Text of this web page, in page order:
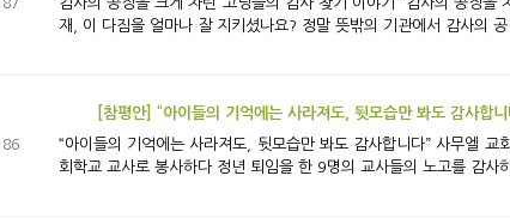
재, 이 다짐을 얼마나 잘 지키셨나요? 정말 뜻밖의 기관에서 감사의 공
[참평안] “아이들의 기억에는 사라져도, 뒷모습만 봐도 감사합니
“아이들의 기억에는 사라져도, 뒷모습만 봐도 감사합니다” 사무엘 교회학교를 지켜온 은퇴 교사 3인의 회고
회학교 교사로 봉사하다 정년 퇴임을 한 9명의 교사들의 노고를 감사